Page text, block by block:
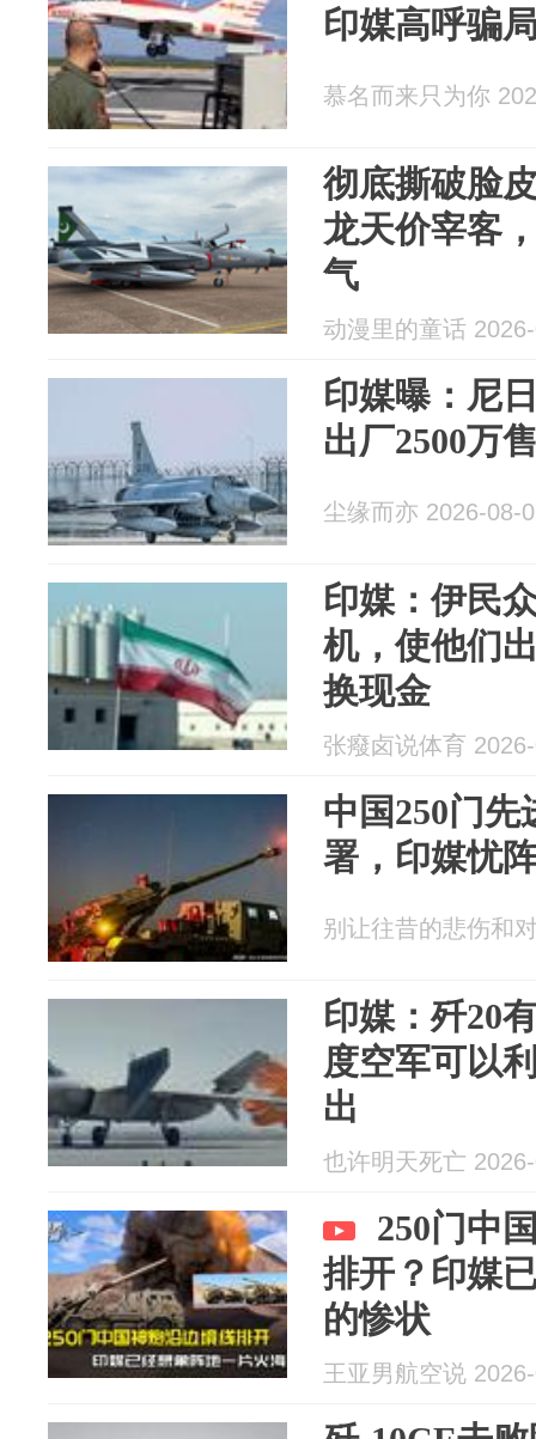
印媒高呼骗
慕名而来只为你
彻底撕破脸
龙天价宰客
气
动漫里的童话
印媒曝：尼
出厂2500万
尘缘而亦 2026-08-
印媒：伊民
机，使他们
换现金
张癈卤说体育
中国250门
署，印媒忧
别让往昔的悲伤和
印媒：歼20
度空军可以
出
也许明天死亡
250门中
排开？印媒
的惨状
王亚男航空说